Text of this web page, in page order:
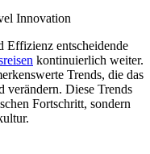
Effizienz entscheidende
kontinuierlich weiter.
Trends, die das
verändern. Diese Trends
Fortschritt, sondern